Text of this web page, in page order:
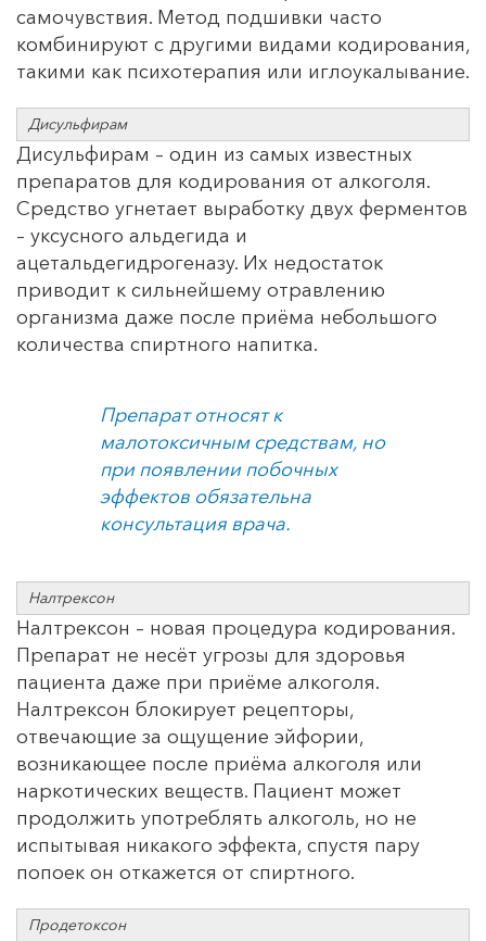
самочувствия. Метод подшивки часто
комбинируют с другими видами кодирования,
такими как психотерапия или иглоукалывание.
Дисульфирам
Дисульфирам – один из самых известных
препаратов для кодирования от алкоголя.
Средство угнетает выработку двух ферментов
– уксусного альдегида и
ацетальдегидрогеназу. Их недостаток
приводит к сильнейшему отравлению
организма даже после приёма небольшого
количества спиртного напитка.
Препарат относят к
малотоксичным средствам, но
при появлении побочных
эффектов обязательна
консультация врача.
Налтрексон
Налтрексон – новая процедура кодирования.
Препарат не несёт угрозы для здоровья
пациента даже при приёме алкоголя.
Налтрексон блокирует рецепторы,
отвечающие за ощущение эйфории,
возникающее после приёма алкоголя или
наркотических веществ. Пациент может
продолжить употреблять алкоголь, но не
испытывая никакого эффекта, спустя пару
попоек он откажется от спиртного.
Продетоксон